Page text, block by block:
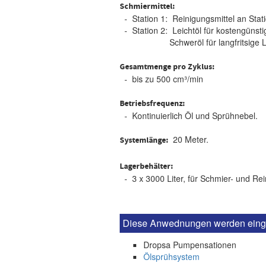
Schmiermittel:
- Station 1: Reinigungsmittel an
- Station 2: Leichtöl für
Schweröl für langfritsige
Gesamtmenge pro Zyklus:
- bis zu 500 cm³/min
Betriebsfrequenz:
- Kontinuierlich Öl und Sprühnebel.
Systemlänge: 20 Meter.
Lagerbehälter:
- 3 x 3000 Liter, für Schmier- und
Diese Anwednungen werden
Dropsa Pumpensationen
Ölsprühsystem